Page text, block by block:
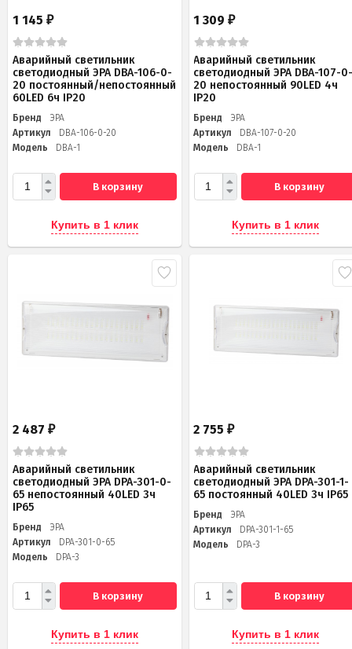
1 145 ₽
Аварийный светильник
светодиодный ЭРА DBA-106-0-
20 постоянный/непостоянный
60LED 6ч IP20
Бренд
ЭРА
Артикул
DBA-106-0-20
Модель
DBA-1
В корзину
Купить в 1 клик
1 309₽
Аварийный светильник
светодиодный ЭРА DBA-107-
20 непостоянный 90LED 4ч
IP20
Бренд
ЭРА
Артикул
DBA-107-0-20
Модель
DBA-1
В корзину
Купить в 1 клик
2 487 ₽
Аварийный светильник
светодиодный ЭРА DPA-301-0-
65 непостоянный 40LED 3ч
IP65
Бренд
ЭРА
Артикул
DPA-301-0-65
Модель
DPA-3
В корзину
Купить в 1 клик
2 755₽
Аварийный светильник
светодиодный ЭРА DPA-301-1-
65 постоянный 40LED 3ч IP65
Бренд
ЭРА
Артикул
DPA-301-1-65
Модель
DPA-3
В корзину
Купить в 1 клик